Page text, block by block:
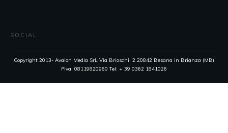
SOCIAL
Copyright 2013- Avalon Media SrL Via Brioschi, 2 20842 Besana in Brianza (MB)
PIva: 08119820960 Tel: + 39 0362 1841026